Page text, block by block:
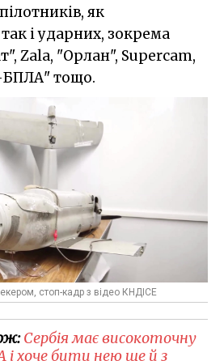
як
і ударних, зокрема
Zala, "Орлан", Supercam,
тощо.
стоп-кадр з відео КНДІСЕ
Сербія має високоточну
і хоче бити нею ще й з